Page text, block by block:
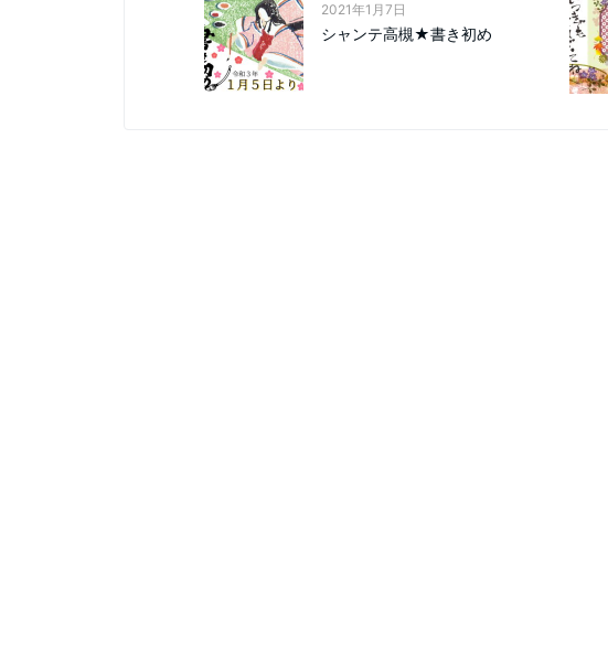
2021年1月7日
シャンテ高槻★書き初め